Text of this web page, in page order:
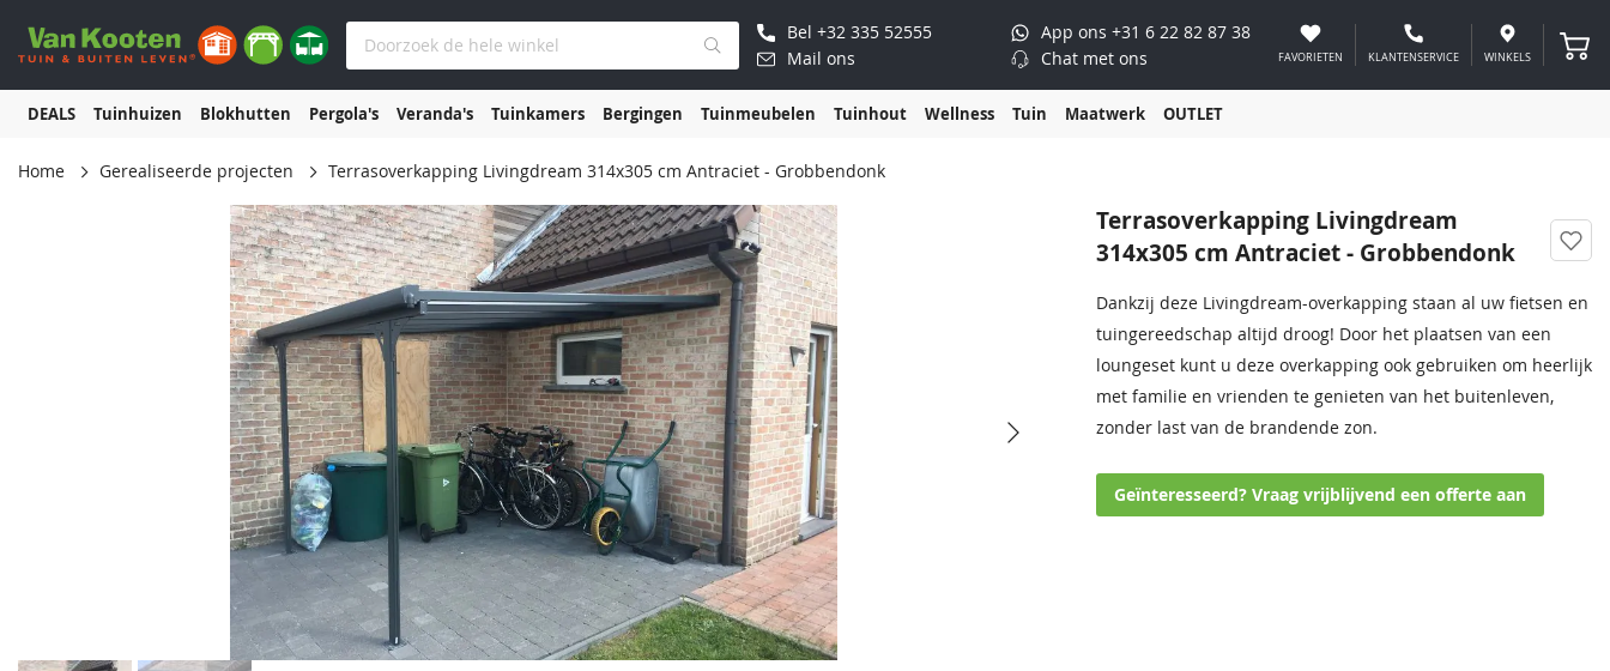
Bel +32 335 52555 App ons +31 6 22 82 87 38
Mail ons
Chat met ons FAVORIETEN KLANTENSERVICE WINKELS
DEALS Tuinhuizen Blokhutten Pergola's Veranda's Tuinkamers Bergingen Tuinmeubelen Tuinhout Wellness Tuin Maatwerk OUTLET
Home Gerealiseerde projecten Terrasoverkapping Livingdream 314x305 cm Antraciet - Grobbendonk
Terrasoverkapping Livingdream
314x305 cm Antraciet - Grobbendonk
Dankzij deze Livingdream-overkapping staan al uw fietsen en
tuingereedschap altijd droog! Door het plaatsen van een
loungeset kunt u deze overkapping ook gebruiken om heerlijk
met familie en vrienden te genieten van het buitenleven,
zonder last van de brandende zon.
Geïnteresseerd? Vraag vrijblijvend een offerte aan